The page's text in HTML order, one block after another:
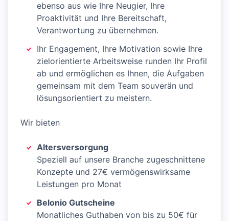
ebenso aus wie Ihre Neugier, Ihre
Proaktivität und Ihre Bereitschaft,
Verantwortung zu übernehmen.
Ihr Engagement, Ihre Motivation sowie Ihre
zielorientierte Arbeitsweise runden Ihr Profil
ab und ermöglichen es Ihnen, die Aufgaben
gemeinsam mit dem Team souverän und
lösungsorientiert zu meistern.
Wir bieten
Altersversorgung
Speziell auf unsere Branche zugeschnittene
Konzepte und 27€ vermögenswirksame
Leistungen pro Monat
Belonio Gutscheine
Monatliches Guthaben von bis zu 50€ für